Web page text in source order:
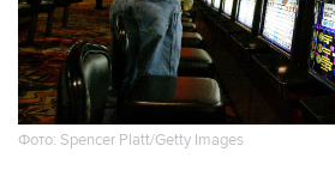
Фото: Spencer Platt/Getty Images